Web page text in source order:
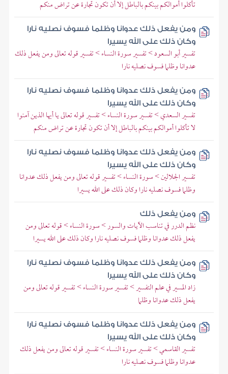
تأكلوا أموالكم بينكم بالباطل إلا أن تكون تجارة عن تراض منكم
ومن يفعل ذلك عدوانا وظلما فسوف نصليه نارا
وكان ذلك على الله يسيرا
تفسير أبو السعود > تفسير سورة النساء > تفسير قوله تعالى ومن يفعل ذلك
عدوانا وظلما فسوف نصليه نارا
ومن يفعل ذلك عدوانا وظلما فسوف نصليه نارا
وكان ذلك على الله يسيرا
تفسير السعدي > تفسير سورة النساء > تفسير قوله تعالى يا أيها الذين آمنوا
لا تأكلوا أموالكم بينكم بالباطل إلا أن تكون تجارة عن تراض منكم
ومن يفعل ذلك عدوانا وظلما فسوف نصليه نارا
وكان ذلك على الله يسيرا
تفسير الجلالين > سورة النساء > تفسير قوله تعالى ومن يفعل ذلك عدوانا
وظلما فسوف نصليه نارا وكان ذلك على الله يسيرا
ومن يفعل ذلك
نظم الدرر في تناسب الآيات والسور > سورة النساء > قوله تعالى ومن
يفعل ذلك عدوانا وظلما فسوف نصليه نارا وكان ذلك على الله يسيرا
ومن يفعل ذلك عدوانا وظلما فسوف نصليه نارا
وكان ذلك على الله يسيرا
زاد المسير في علم التفسير > تفسير سورة النساء > تفسير قوله تعالى ومن
يفعل ذلك عدوانا وظلما
ومن يفعل ذلك عدوانا وظلما فسوف نصليه نارا
وكان ذلك على الله يسيرا
تفسير القاسمي > تفسير سورة النساء > تفسير قوله تعالى ومن يفعل ذلك
عدوانا وظلما فسوف نصليه نارا